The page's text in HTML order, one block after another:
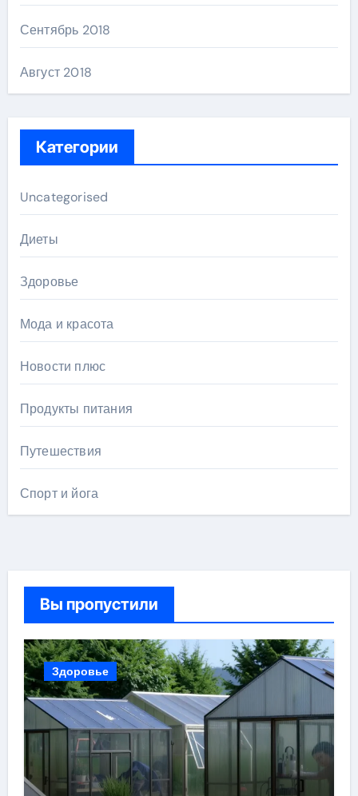
Сентябрь 2018
Август 2018
Категории
Uncategorised
Диеты
Здоровье
Мода и красота
Новости плюс
Продукты питания
Путешествия
Спорт и йога
Вы пропустили
Здоровье